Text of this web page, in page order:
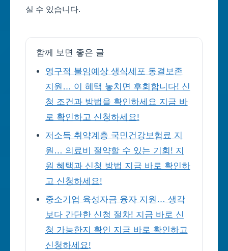
실 수 있습니다.
함께 보면 좋은 글
영구적 불임예상 생식세포 동결보존
지원… 이 혜택 놓치면 후회합니다! 신
청 조건과 방법을 확인하세요 지금 바
로 확인하고 신청하세요!
저소득 취약계층 국민건강보험료 지
원… 의료비 절약할 수 있는 기회! 지
원 혜택과 신청 방법 지금 바로 확인하
고 신청하세요!
중소기업 육성자금 융자 지원… 생각
보다 간단한 신청 절차! 지금 바로 신
청 가능한지 확인 지금 바로 확인하고
신청하세요!